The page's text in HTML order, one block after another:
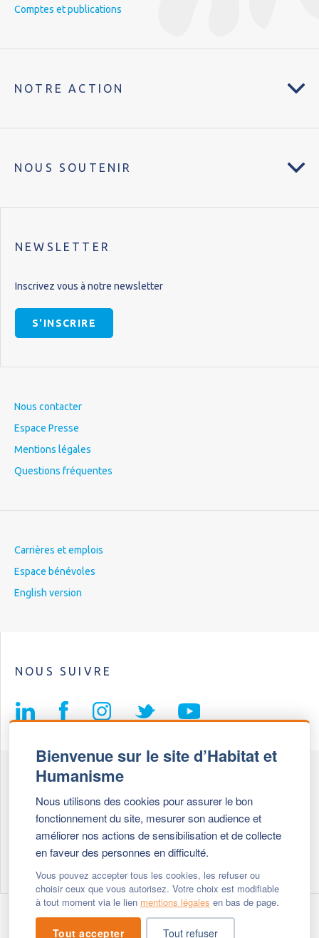
Bienvenue sur le site d’Habitat et
Humanisme
Nous utilisons des cookies pour assurer le bon
fonctionnement du site, mesurer son audience et
améliorer nos actions de sensibilisation et de collecte
en faveur des personnes en difficulté.
Vous pouvez accepter tous les cookies, les refuser ou
choisir ceux que vous autorisez. Votre choix est modifiable
à tout moment via le lien mentions légales en bas de page.
Tout accepter Tout refuser
Comptes et publications
NOTRE ACTION
NOUS SOUTENIR
NEWSLETTER
Inscrivez vous à notre newsletter
S'INSCRIRE
Nous contacter
Espace Presse
Mentions légales
Questions fréquentes
Carrières et emplois
Espace bénévoles
English version
NOUS SUIVRE
69647 Caluire et Cuire cedex
+ 33 (0)4 72 27 42 58
- © 2026 Habitat & Humanisme